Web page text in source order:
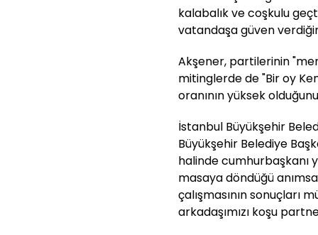
kalabalık ve coşkulu
vatandaşa güven
Akşener, partilerinin
mitinglerde de "Bir oy
oranının yüksek
İstanbul Büyükşehir
Büyükşehir Belediye
halinde cumhurbaşkanı
masaya döndüğü
çalışmasının sonuçları
arkadaşımızı koşu